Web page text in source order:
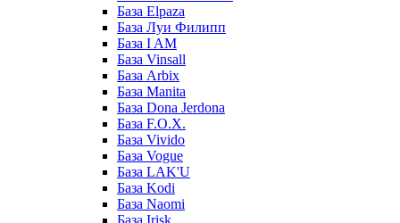
База Elpaza
База Луи Филипп
База I AM
База Vinsall
База Arbix
База Manita
База Dona Jerdona
База F.O.X.
База Vivido
База Vogue
База LAK'U
База Kodi
База Naomi
База Irisk